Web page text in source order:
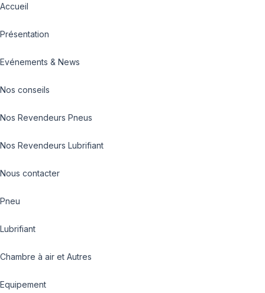
Accueil
Présentation
Evénements & News
Nos conseils
Nos Revendeurs Pneus
Nos Revendeurs Lubrifiant
Nous contacter
Pneu
Lubrifiant
Chambre à air et Autres
Equipement